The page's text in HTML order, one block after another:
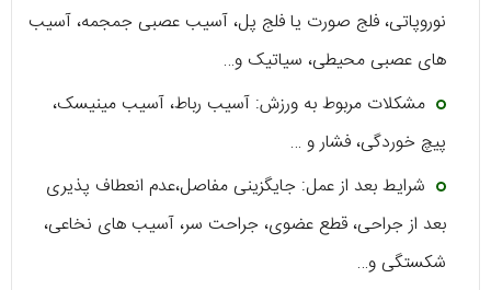
نوروپاتی، فلج صورت یا فلج پل، آسیب عصبی جمجمه، آسیب
های عصبی محیطی، سیاتیک و…
مشکلات مربوط به ورزش: آسیب رباط، آسیب مینیسک،
پیچ خوردگی، فشار و …
شرایط بعد از عمل: جایگزینی مفاصل،عدم انعطاف پذیری
بعد از جراحی، قطع عضوی، جراحت سر، آسیب های نخاعی،
شکستگی و…